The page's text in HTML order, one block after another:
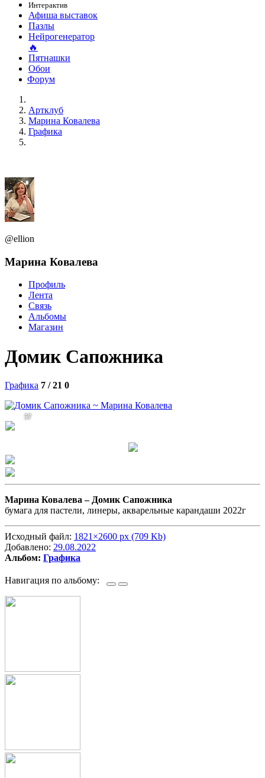
Интерактив
Афиша выставок
Пазлы
Нейрогенератор
🔥
Пятнашки
Обои
Форум
Артклуб
Марина Ковалева
Графика
@ellion
Марина Ковалева
Профиль
Лента
Связь
Альбомы
Магазин
Домик Сапожника
Графика 7 / 21 0
57
Марина Ковалева – Домик Сапожника
бумага для пастели, линеры, акварельные карандаши 2022г
Исходный файл: 1821×2600 px (709 Kb)
Добавлено: 29.08.2022
Альбом: Графика
Навигация по альбому: